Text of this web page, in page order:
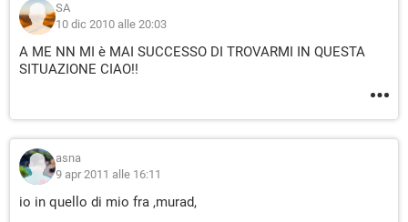
SA
10 dic 2010 alle 20:03
A ME NN MI è MAI SUCCESSO DI TROVARMI IN QUESTA
SITUAZIONE CIAO!!
asna
9 apr 2011 alle 16:11
io in quello di mio fra ,murad,